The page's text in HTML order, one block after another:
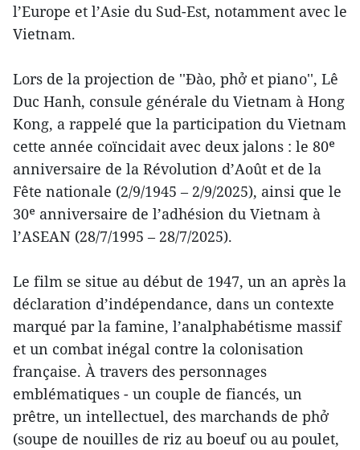
l’Europe et l’Asie du Sud-Est, notamment avec le
Vietnam.
Lors de la projection de ''Đào, phở et piano'', Lê
Duc Hanh, consule générale du Vietnam à Hong
Kong, a rappelé que la participation du Vietnam
cette année coïncidait avec deux jalons : le 80ᵉ
anniversaire de la Révolution d’Août et de la
Fête nationale (2/9/1945 – 2/9/2025), ainsi que le
30ᵉ anniversaire de l’adhésion du Vietnam à
l’ASEAN (28/7/1995 – 28/7/2025).
Le film se situe au début de 1947, un an après la
déclaration d’indépendance, dans un contexte
marqué par la famine, l’analphabétisme massif
et un combat inégal contre la colonisation
française. À travers des personnages
emblématiques - un couple de fiancés, un
prêtre, un intellectuel, des marchands de phở
(soupe de nouilles de riz au boeuf ou au poulet,